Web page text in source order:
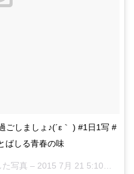
ごしましょ♪(´ε｀ ) #1日1写 #
ばしる青春の味
た写真 – 2015 7月 21 5:10午前 PDT